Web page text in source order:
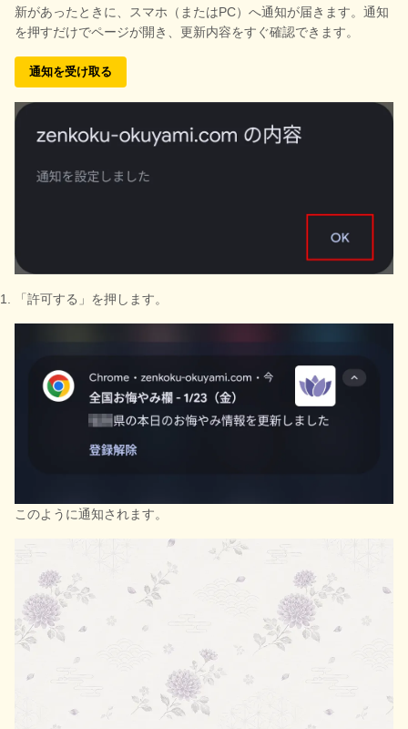
新があったときに、スマホ（またはPC）へ通知が届きます。通知
を押すだけでページが開き、更新内容をすぐ確認できます。
通知を受け取る
「許可する」を押します。
このように通知されます。